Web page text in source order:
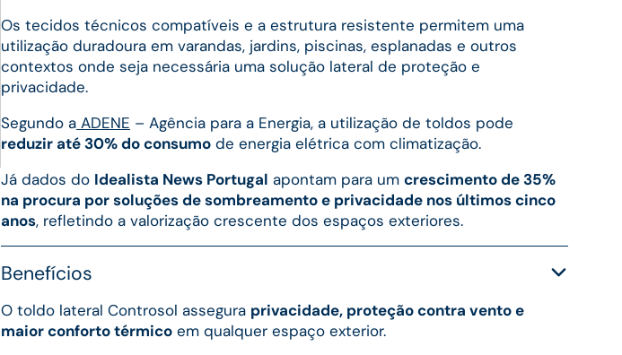
Os tecidos técnicos compatíveis e a estrutura resistente permitem uma
utilização duradoura em varandas, jardins, piscinas, esplanadas e outros
contextos onde seja necessária uma solução lateral de proteção e
privacidade.
Segundo a ADENE – Agência para a Energia, a utilização de toldos pode
reduzir até 30% do consumo de energia elétrica com climatização.
Já dados do Idealista News Portugal apontam para um crescimento de 35%
na procura por soluções de sombreamento e privacidade nos últimos cinco
anos, refletindo a valorização crescente dos espaços exteriores.
Benefícios
O toldo lateral Controsol assegura privacidade, proteção contra vento e
maior conforto térmico em qualquer espaço exterior.